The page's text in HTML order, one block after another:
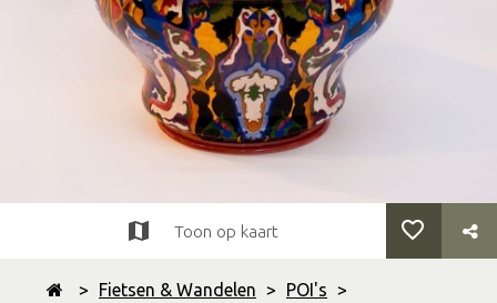
> Fietsen & Wandelen > POI's >
Toon op kaart